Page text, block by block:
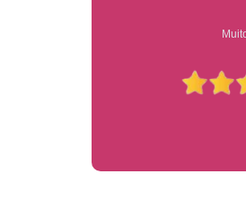
Compre on-line